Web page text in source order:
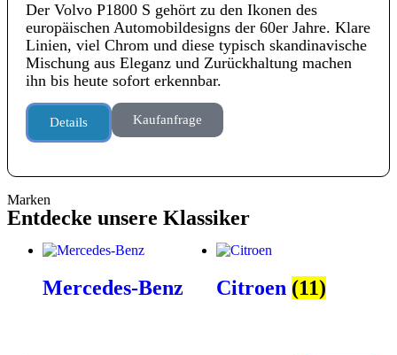
Der Volvo P1800 S gehört zu den Ikonen des
europäischen Automobildesigns der 60er Jahre. Klare
Linien, viel Chrom und diese typisch skandinavische
Mischung aus Eleganz und Zurückhaltung machen
ihn bis heute sofort erkennbar.
Details Kaufanfrage
Marken
Entdecke unsere Klassiker
Mercedes-Benz Citroen (11)